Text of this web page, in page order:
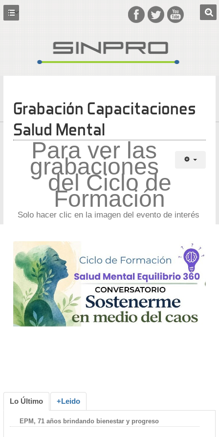
Grabación Capacitaciones
Salud Mental
Para ver las
grabaciones
del Ciclo de
Formación
Solo hacer clic en la imagen del evento de interés
Lo Último +Leido
EPM, 71 años brindando bienestar y progreso